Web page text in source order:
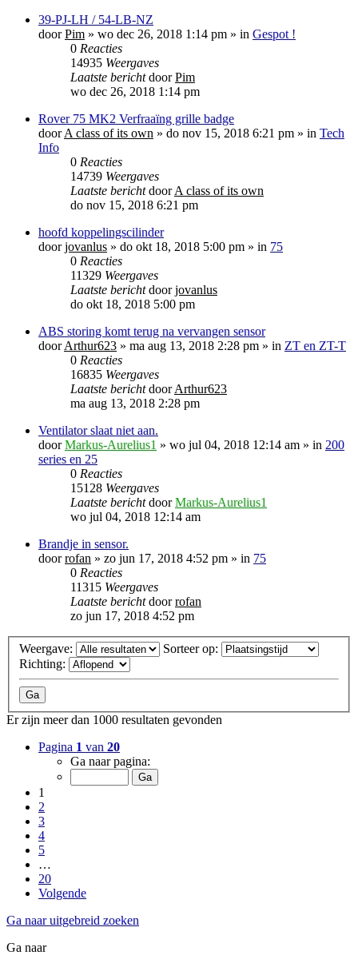
39-PJ-LH / 54-LB-NZ
doorPim » wo dec 26, 2018 1:14 pm » in Gespot !
0 Reacties
14935 Weergaves
Laatste berichtdoorPim
wo dec 26, 2018 1:14 pm
Rover 75 MK2 Verfraaïng grille badge
doorA class of its own » do nov 15, 2018 6:21 pm » in Tech
Info
0 Reacties
14739 Weergaves
Laatste berichtdoorA class of its own
do nov 15, 2018 6:21 pm
hoofd koppelingscilinder
doorjovanlus » do okt 18, 2018 5:00 pm » in 75
0 Reacties
11329 Weergaves
Laatste berichtdoorjovanlus
do okt 18, 2018 5:00 pm
ABS storing komt terug na vervangen sensor
doorArthur623 » ma aug 13, 2018 2:28 pm » in ZT en ZT-T
0 Reacties
16835 Weergaves
Laatste berichtdoorArthur623
ma aug 13, 2018 2:28 pm
Ventilator slaat niet aan.
doorMarkus-Aurelius1 » wo jul 04, 2018 12:14 am » in 200
series en 25
0 Reacties
15128 Weergaves
Laatste berichtdoorMarkus-Aurelius1
wo jul 04, 2018 12:14 am
Brandje in sensor.
doorrofan » zo jun 17, 2018 4:52 pm » in 75
0 Reacties
11315 Weergaves
Laatste berichtdoorrofan
zo jun 17, 2018 4:52 pm
Weergave:
Sorteer op:
Richting:
Er zijn meer dan 1000 resultaten gevonden
Pagina 1 van 20
Ga naar pagina:
1
2
3
4
5
…
20
Volgende
Ga naar uitgebreid zoeken
Ga naar